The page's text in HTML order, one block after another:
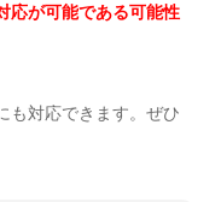
応が可能である可能性
も対応できます。ぜひ